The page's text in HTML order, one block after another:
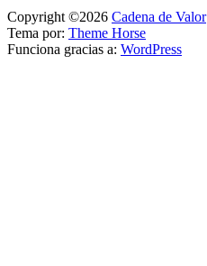
Copyright ©2026 Cadena de Valor
Tema por: Theme Horse
Funciona gracias a: WordPress